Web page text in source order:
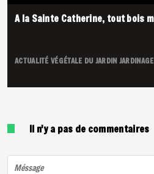
A la Sainte Catherine, tout bois
ACTUALITÉ VÉGÉTALE DU JARDINJARDINAGE
Il n'y a pas de commentaires